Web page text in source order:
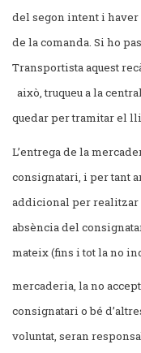
del segon intent i
de la comanda. Si ho
Transportista aquest
això, truqueu a la
quedar per tramitar el
L’entrega de la
consignatari, i per tant
addicional per realitzar
absència del
mateix (fins i tot la no
mercaderia, la no
consignatari o bé
voluntat, seran